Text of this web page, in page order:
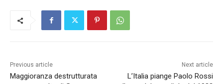
Previous article
Maggioranza destrutturata
Next article
L’Italia piange Paolo Rossi